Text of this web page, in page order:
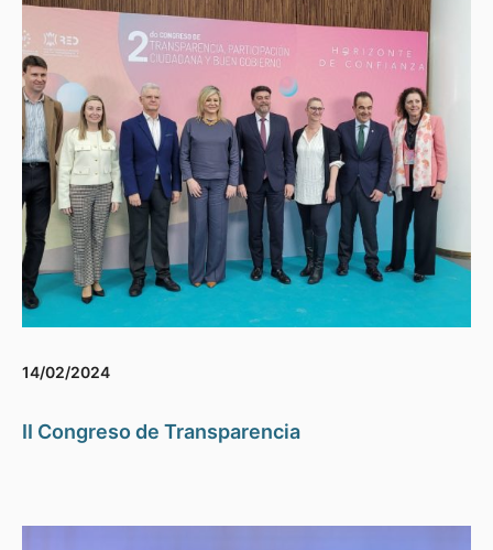
14/02/2024
II Congreso de Transparencia